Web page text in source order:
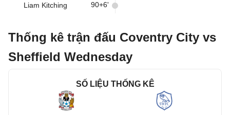
Liam Kitching 90+6'
Thống kê trận đấu Coventry City vs
Sheffield Wednesday
SỐ LIỆU THỐNG KÊ